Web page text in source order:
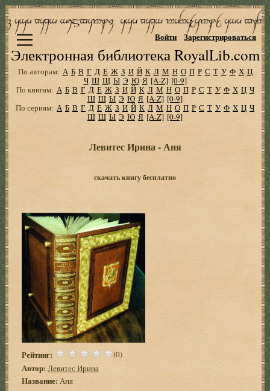
Электронная библиотека RoyalLib.com
Войти Зарегистрироваться
По авторам: А Б В Г Д Е Ж З И Й К Л М Н О П Р С Т У Ф Х Ц
Ч Ш Щ Ы Э Ю Я [A-Z] [0-9]
По книгам: А Б В Г Д Е Ж З И Й К Л М Н О П Р С Т У Ф Х Ц Ч
Ш Щ Ы Э Ю Я [A-Z] [0-9]
По сериям: А Б В Г Д Е Ж З И Й К Л М Н О П Р С Т У Ф Х Ц Ч
Ш Щ Ы Э Ю Я [A-Z] [0-9]
Левитес Ирина - Аня
скачать книгу бесплатно
Рейтинг: (0)
Автор: Левитес Ирина
Название: Аня